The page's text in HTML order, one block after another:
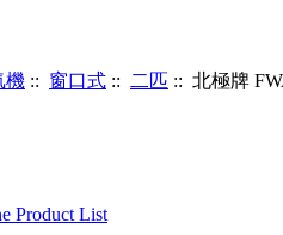
機 :: 窗口式 :: 二匹 :: 北極牌